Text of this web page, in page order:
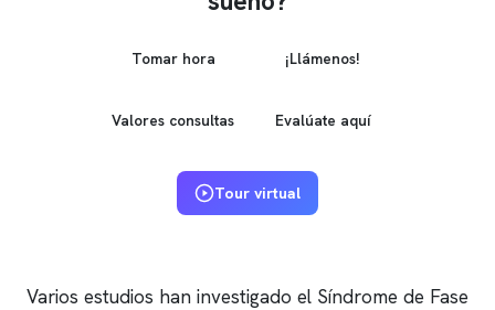
Tomar hora ¡Llámenos!
Valores consultas Evalúate aquí
Tour virtual
Varios estudios han investigado el Síndrome de Fase